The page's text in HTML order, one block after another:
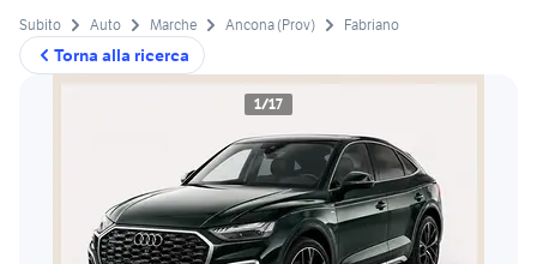
Torna alla ricerca
Subito Auto Marche Ancona (Prov) Fabriano
1/17